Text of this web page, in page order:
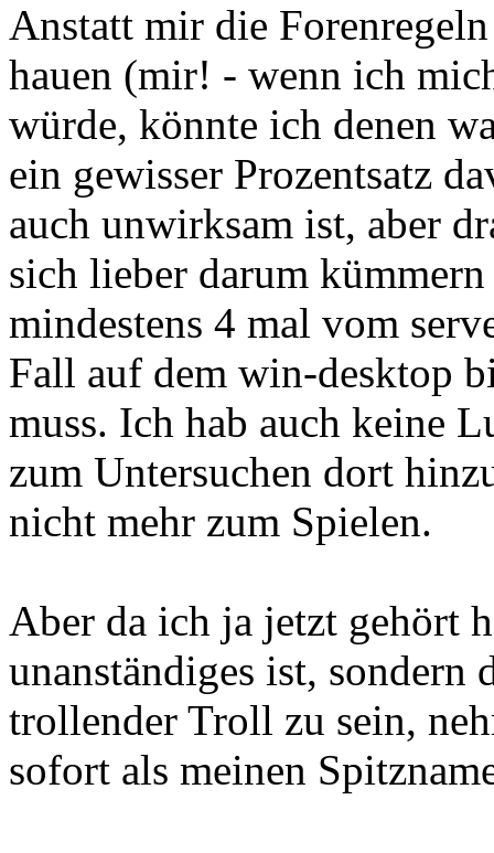
Anstatt mir die
hauen (mir! - wenn ich
würde, könnte ich denen
ein gewisser Prozentsatz
auch unwirksam ist, aber
sich lieber darum
mindestens 4 mal vom
Fall auf dem win-desktop
muss. Ich hab auch keine
zum Untersuchen dort
nicht mehr zum Spielen.
Aber da ich ja jetzt gehört
unanständiges ist, sondern
trollender Troll zu sein,
sofort als meinen